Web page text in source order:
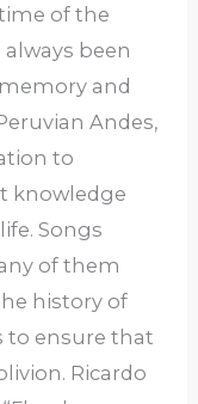
of the
always been
and
Andes,
to
knowledge
Songs
of them
history of
to ensure that
Ricardo